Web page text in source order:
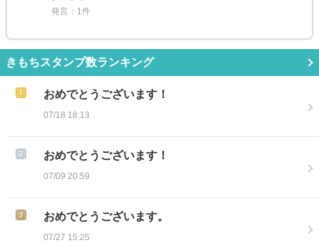
発言：1件
きもちスタンプ数ランキング
おめでとうございます！
07/18 18:13
おめでとうございます！
07/09 20:59
おめでとうございます。
07/27 15:25